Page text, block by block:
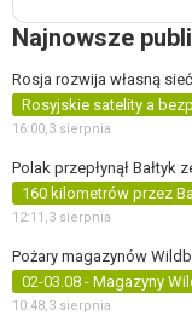
Najnowsze
Rosja rozwija własną
Rosyjskie satelity a
16:00,3 sierpnia
Polak przepłynął Bałtyk
160 kilometrów przez
12:11,3 sierpnia
Pożary magazynów
02-03.08 - Magazyny
10:48,3 sierpnia